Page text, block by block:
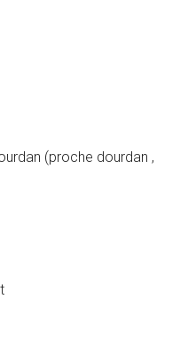
(proche dourdan ,